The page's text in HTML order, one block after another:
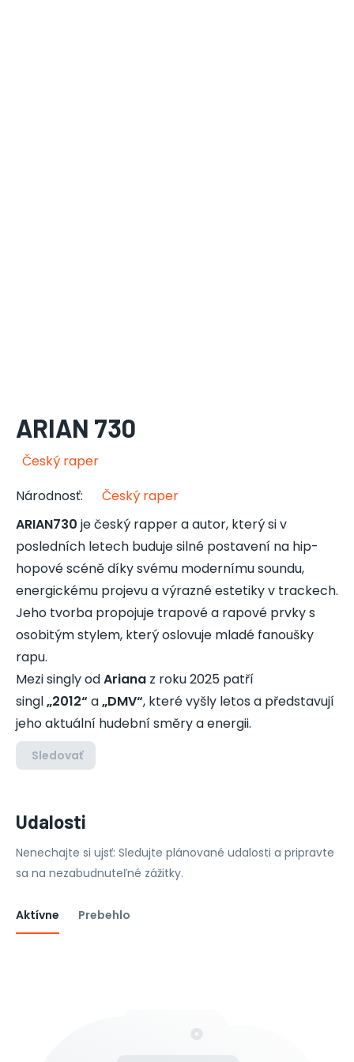
ARIAN 730
Český raper
Národnosť:
Český raper
ARIAN730 je český rapper a autor, který si v
posledních letech buduje silné postavení na hip-
hopové scéně díky svému modernímu soundu,
energickému projevu a výrazné estetiky v trackech.
Jeho tvorba propojuje trapové a rapové prvky s
osobitým stylem, který oslovuje mladé fanoušky
rapu.
Mezi singly odAriana z roku 2025 patří
singl„2012“ a„DMV“, které vyšly letos a představují
jeho aktuální hudební směry a energii.
Sledovať
Udalosti
Nenechajte si ujsť: Sledujte plánované udalosti a pripravte
sa na nezabudnuteľné zážitky.
Aktívne Prebehlo